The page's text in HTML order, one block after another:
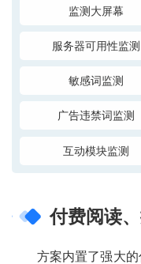
监测大屏幕
服务器可用性监测
敏感词监测
广告违禁词监测
互动模块监测
付费阅读
方案内置了强大